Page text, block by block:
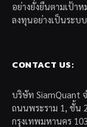
อย่างยั่งยืนตามเป้า
ลงทุนอย่างเป็นระบ
CONTACT US:
บริษัท SiamQuant
ถนนพระราม 1, ชั้น
กรุงเทพมหานคร